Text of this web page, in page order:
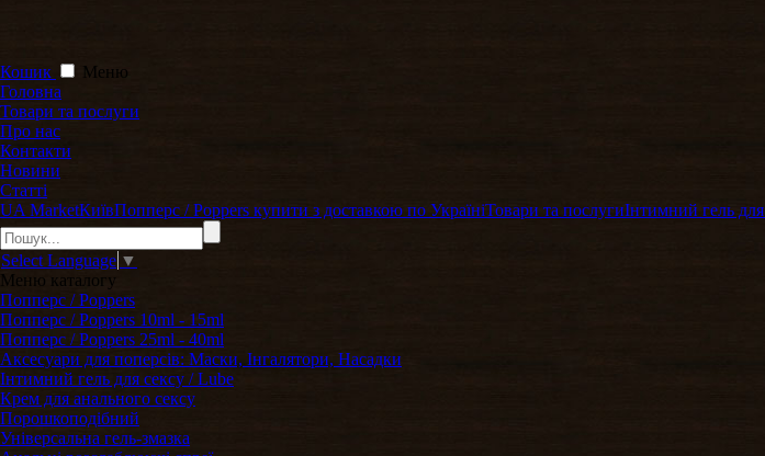
Кошик
Меню
Головна
Товари та послуги
Про нас
Контакти
Новини
Статті
UA MarketКиївПопперс / Poppers купити з доставкою по УкраїніТовари та послугиІнтимний гель
Select Language ▼
Меню каталогу
Попперс / Poppers
Попперс / Poppers 10ml - 15ml
Попперс / Poppers 25ml - 40ml
Аксесуари для поперсів: Маски, Інгалятори, Насадки
Інтимний гель для сексу / Lube
Крем для анального сексу
Порошкоподібний
Універсальна гель-змазка